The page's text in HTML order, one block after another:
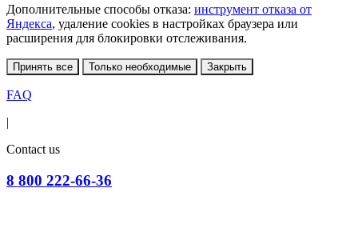
Дополнительные способы отказа: инструмент отказа от
Яндекса, удаление cookies в настройках браузера или
расширения для блокировки отслеживания.
Принять все Только необходимые Закрыть
FAQ
|
Contact us
8 800 222-66-36